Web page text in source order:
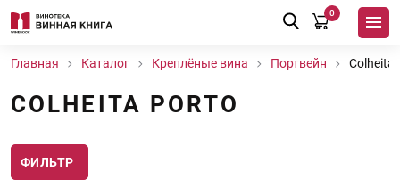
0
Главная Каталог Креплёные вина Портвейн Colheita
COLHEITA PORTO
ФИЛЬТР